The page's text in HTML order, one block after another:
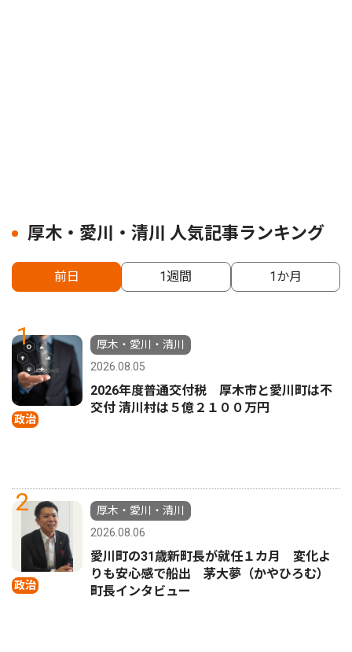
厚木・愛川・清川 人気記事ランキング
前日 1週間 1か月
1
政治
厚木・愛川・清川
2026.08.05
2026年度普通交付税 厚木市と愛川町は不
交付 清川村は５億２１００万円
2
政治
厚木・愛川・清川
2026.08.06
愛川町の31歳新町長が就任１カ月 変化よ
りも安心感で船出 茅大夢（かやひろむ）
町長インタビュー